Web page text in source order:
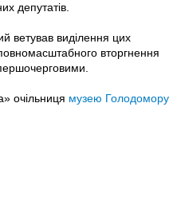
депутатів.
ветував виділення цих
вторгнення
першочерговими.
очільниця музею Голодомору